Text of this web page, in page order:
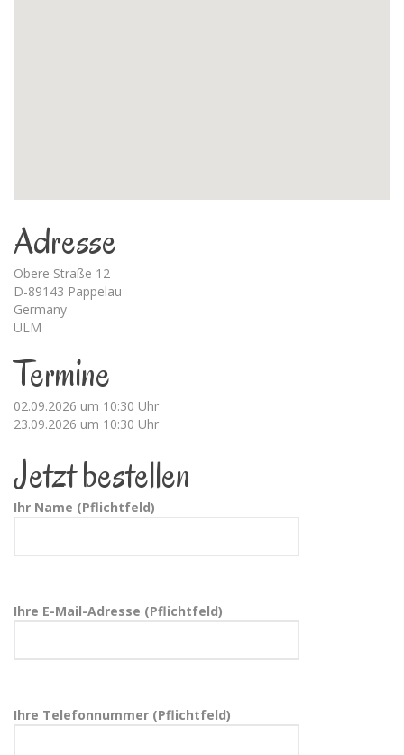
Adresse
Obere Straße 12
D-89143 Pappelau
Germany
ULM
Termine
02.09.2026 um 10:30 Uhr
23.09.2026 um 10:30 Uhr
Jetzt bestellen
Ihr Name (Pflichtfeld)
Ihre E-Mail-Adresse (Pflichtfeld)
Ihre Telefonnummer (Pflichtfeld)